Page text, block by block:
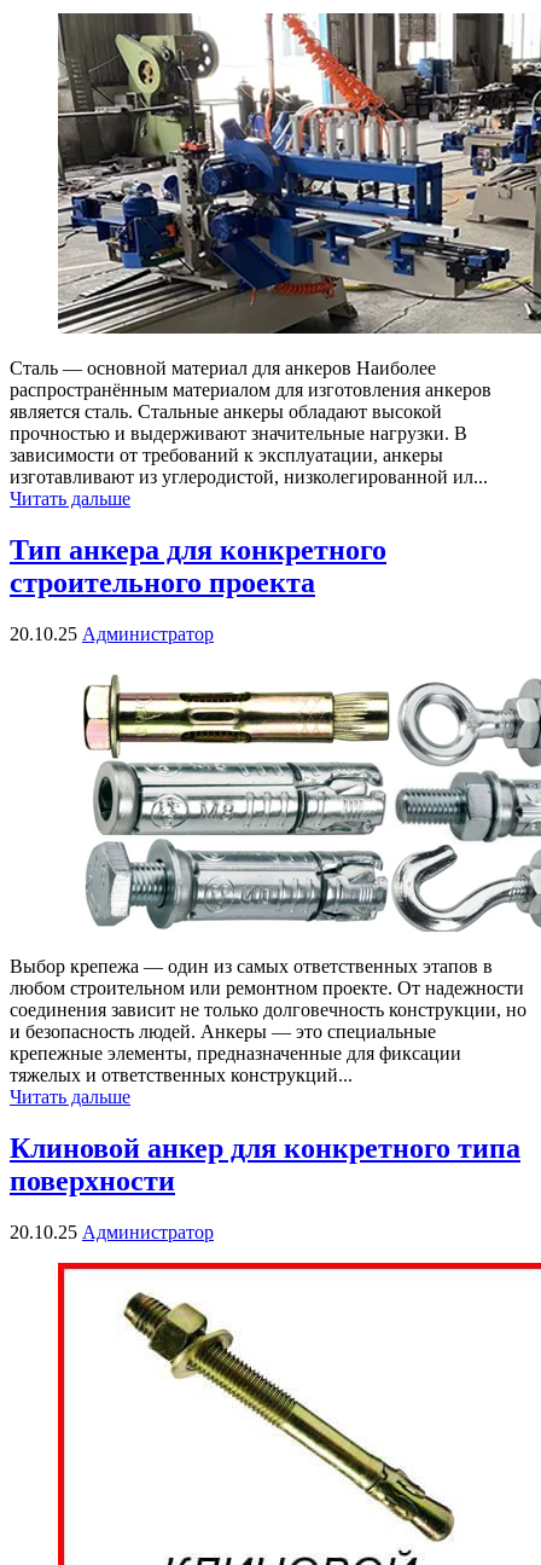
Сталь — основной материал для анкеров Наиболее
распространённым материалом для изготовления анкеров
является сталь. Стальные анкеры обладают высокой
прочностью и выдерживают значительные нагрузки. В
зависимости от требований к эксплуатации, анкеры
изготавливают из углеродистой, низколегированной ил...
Читать дальше
Тип анкера для конкретного
строительного проекта
20.10.25 Администратор
Выбор крепежа — один из самых ответственных этапов в
любом строительном или ремонтном проекте. От надежности
соединения зависит не только долговечность конструкции, но
и безопасность людей. Анкеры — это специальные
крепежные элементы, предназначенные для фиксации
тяжелых и ответственных конструкций...
Читать дальше
Клиновой анкер для конкретного типа
поверхности
20.10.25 Администратор